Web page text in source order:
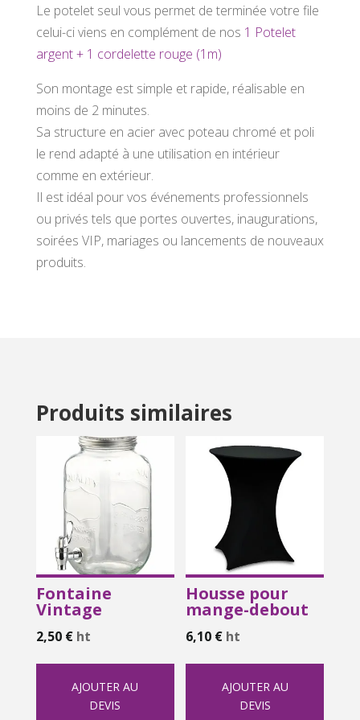
Le potelet seul vous permet de terminée votre file
celui-ci viens en complément de nos 1 Potelet
argent + 1 cordelette rouge (1m)
Son montage est simple et rapide, réalisable en
moins de 2 minutes.
Sa structure en acier avec poteau chromé et poli
le rend adapté à une utilisation en intérieur
comme en extérieur.
Il est idéal pour vos événements professionnels
ou privés tels que portes ouvertes, inaugurations,
soirées VIP, mariages ou lancements de nouveaux
produits.
Produits similaires
Fontaine
Vintage
2,50 € ht
AJOUTER AU
DEVIS
Housse pour
mange-debout
6,10 € ht
AJOUTER AU
DEVIS